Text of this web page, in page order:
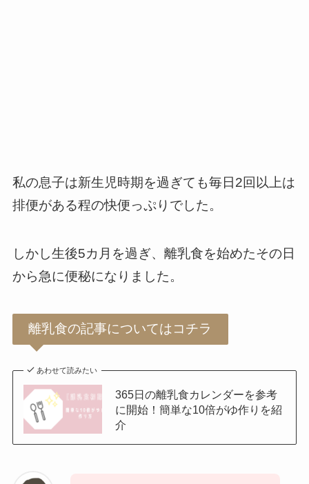
私の息子は新生児時期を過ぎても毎日2回以上は
排便がある程の快便っぷりでした。
しかし生後5カ月を過ぎ、離乳食を始めたその日
から急に便秘になりました。
離乳食の記事についてはコチラ
あわせて読みたい
365日の離乳食カレンダーを参考
に開始！簡単な10倍がゆ作りを紹
介